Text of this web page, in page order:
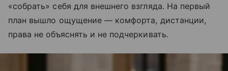
«собрать» себя для внешнего взгляда. На первый
план вышло ощущение — комфорта, дистанции,
права не объяснять и не подчеркивать.